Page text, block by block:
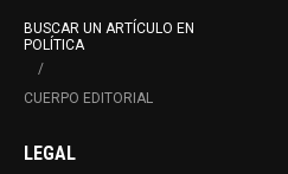
BUSCAR UN ARTÍCULO EN
POLÍTICA
CUERPO EDITORIAL
LEGAL